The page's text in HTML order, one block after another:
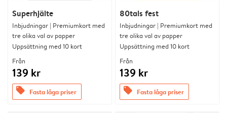
Superhjälte
Inbjudningar | Premiumkort med
tre olika val av papper
Uppsättning med 10 kort
Från
139 kr
offers Fasta låga priser
80tals fest
Inbjudningar | Premiumkort med
tre olika val av papper
Uppsättning med 10 kort
Från
139 kr
offers Fasta låga priser